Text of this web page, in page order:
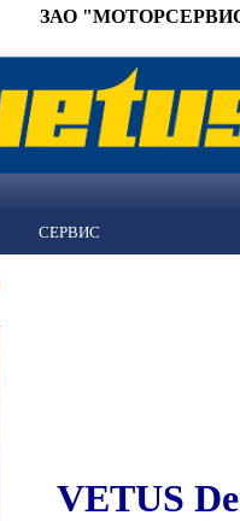
ЗАО "МОТОРСЕРВИС"
СЕРВИС
VETUS